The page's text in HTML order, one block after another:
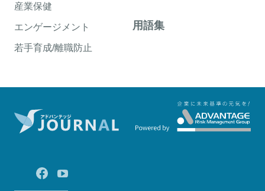
産業保健
エンゲージメント
若手育成/離職防止
用語集